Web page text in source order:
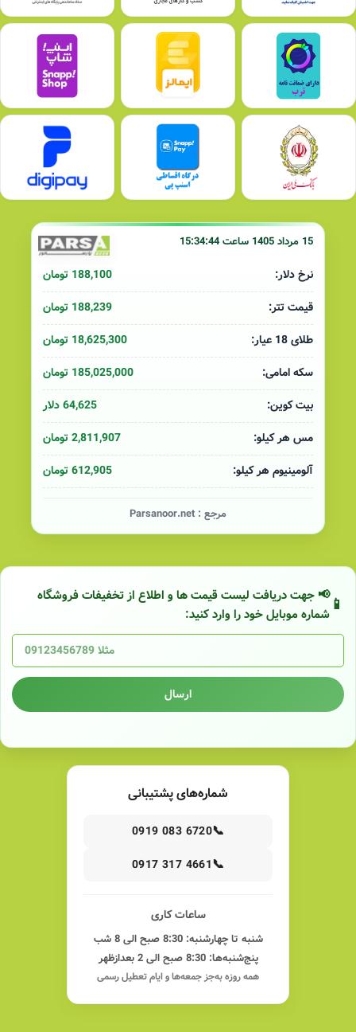
15 مرداد 1405 ساعت 15:34:44
نرخ دلار:
188,100 تومان
قیمت تتر:
188,239 تومان
طلای 18 عیار:
18,625,300 تومان
سکه امامی:
185,025,000 تومان
بیت کوین:
64,625 دلار
مس هر کیلو:
2,811,907 تومان
آلومینیوم هر کیلو:
612,905 تومان
مرجع : Parsanoor.net
📢 جهت دریافت لیست قیمت ها و اطلاع از تخفیفات فروشگاه
شماره موبایل خود را وارد کنید:
ارسال
شماره‌های پشتیبانی
📞
0919 083 6720
📞
0917 317 4661
ساعات کاری
شنبه تا چهارشنبه: 8:30 صبح الی 8 شب
پنج‌شنبه‌ها: 8:30 صبح الی 2 بعدازظهر
همه روزه به‌جز جمعه‌ها و ایام تعطیل رسمی